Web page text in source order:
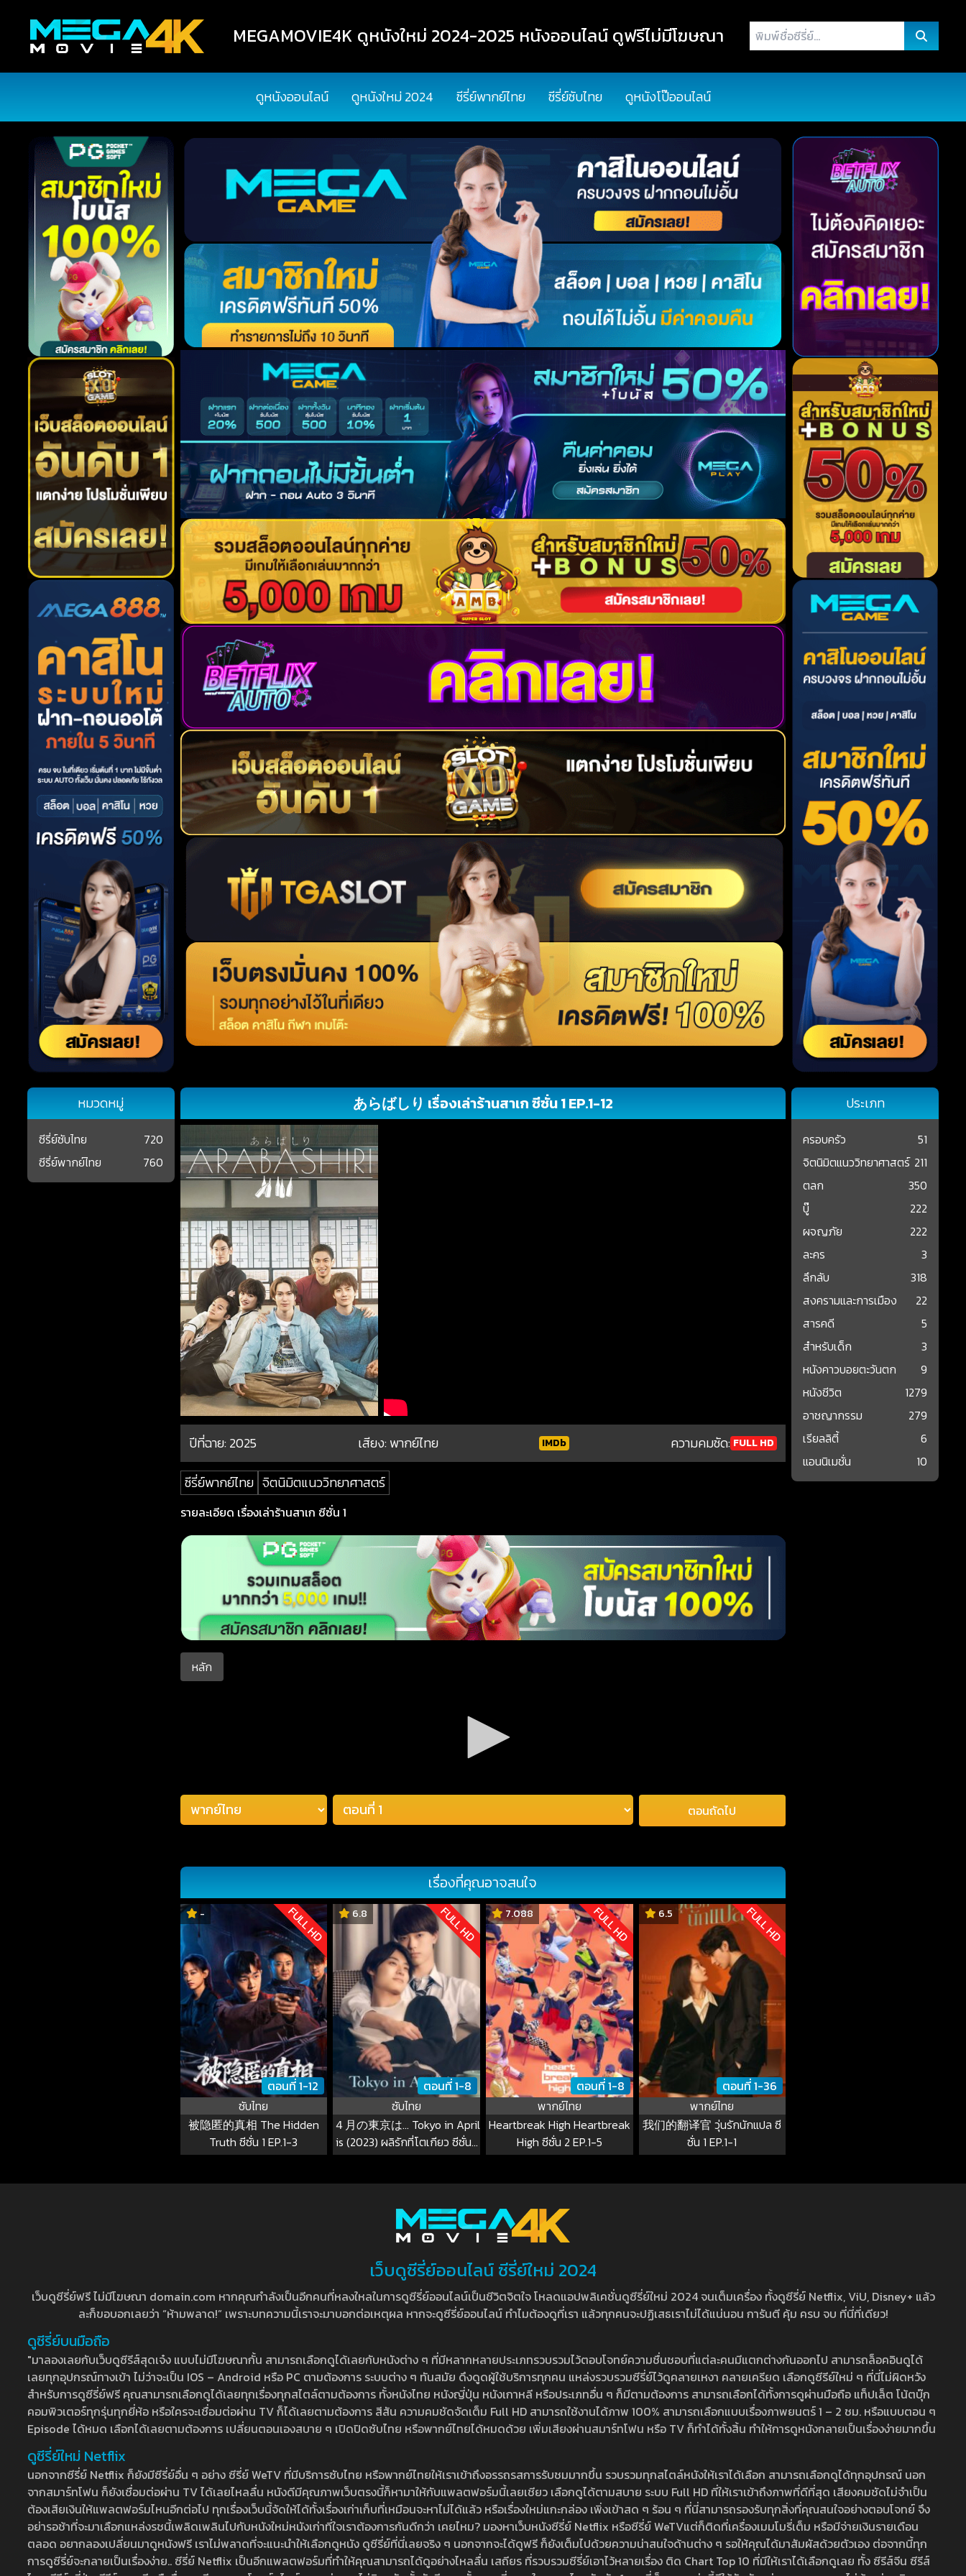
MEGAMOVIE4K ดูหนังใหม่ 2024-2025 หนังออนไลน์ ดูฟรีไม่มีโฆษณา
พิมพ์
ชื่อ
ดูหนังออนไลน์ ดูหนังใหม่ 2024 ซีรี่ย์พากย์ไทย ซีรี่ย์ซับไทย ดูหนังโป๊ออนไลน์
あらばしり เรื่องเล่าร้านสาเก ซีซั่น 1 EP.1-12
ปีที่ฉาย:2025 เสียง: พากย์ไทย IMDb ความคมชัด: FULL HD
ซีรี่ย์พากย์ไทย จิตนิมิตแนววิทยาศาสตร์
รายละเอียด เรื่องเล่าร้านสาเก ซีซั่น 1
หลัก
ตอนถัดไป
หมวดหมู่
ซีรี่ย์ซับไทย
720
ซีรี่ย์พากย์ไทย
760
ประเภท
ครอบครัว
51
จิตนิมิตแนววิทยาศาสตร์ 211
ตลก
350
บู๊
222
ผจญภัย
222
ละคร
3
ลึกลับ
318
สงครามและการเมือง
22
สารคดี
5
สำหรับเด็ก
3
หนังคาวบอยตะวันตก
9
หนังชีวิต
1279
อาชญากรรม
279
เรียลลิตี้
6
แอนนิเมชั่น
10
เรื่องที่คุณอาจสนใจ
- FULL HD
ตอนที่ 1-12
ซับไทย
被隐匿的真相 The Hidden
Truth ซีซั่น 1 EP.1-3
6.8 FULL HD
ตอนที่ 1-8
ซับไทย
４月の東京は… Tokyo in April
is (2023) ผลิรักที่โตเกียว ซีซั่น 1
EP.1-8
7.088 FULL HD
ตอนที่ 1-8
พากย์ไทย
Heartbreak High Heartbreak
High ซีซั่น 2 EP.1-5
6.5 FULL HD
ตอนที่ 1-36
พากย์ไทย
我们的翻译官 วุ่นรักนักแปล ซี
ซั่น 1 EP.1-1
เว็บดูซีรี่ย์ออนไลน์ ซีรี่ย์ใหม่ 2024
เว็บดูซีรี่ย์ฟรี ไม่มีโฆษณา domain.com หากคุณกำลังเป็นอีกคนที่หลงใหลในการดูซีรี่ย์ออนไลน์เป็นชีวิตจิตใจ โหลดแอปพลิเคชั่นดูซีรี่ย์ใหม่ 2024 จนเต็มเครื่อง ทั้งดูซีรี่ย์ Netflix, ViU, Disney+ แล้ว
ละก็ขอบอกเลยว่า “ห้ามพลาด!” เพราะบทความนี้เราจะมาบอกต่อเหตุผล หากจะดูซีรี่ย์ออนไลน์ ทำไมต้องดูที่เรา แล้วทุกคนจะปฏิเสธเราไม่ได้แน่นอน การันตี คุ้ม ครบ จบ ที่นี่ที่เดียว!
ดูซีรี่ย์บนมือถือ
"มาลองเลยกับเว็บดูซีรีส์สุดเจ๋ง แบบไม่มีโฆษณากั้น สามารถเลือกดูได้เลยกับหนังต่าง ๆ ที่มีหลากหลายประเภทรวบรวมไว้ตอบโจทย์ความชื่นชอบที่แต่ละคนมีแตกต่างกันออกไป สามารถล็อคอินดูได้
เลยทุกอุปกรณ์ทางเข้า ไม่ว่าจะเป็น IOS – Android หรือ PC ตามต้องการ ระบบต่าง ๆ ทันสมัย ดึงดูดผู้ใช้บริการทุกคน แหล่งรวบรวมซีรี่ย์ไว้ดูคลายเหงา คลายเครียด เลือกดูซีรีย์ใหม่ ๆ ที่นี่ไม่ผิดหวัง
สำหรับการดูซีรี่ย์ฟรี คุณสามารถเลือกดูได้เลยทุกเรื่องทุกสไตล์ตามต้องการ ทั้งหนังไทย หนังญี่ปุ่น หนังเกาหลี หรือประเภทอื่น ๆ ก็มีตามต้องการ สามารถเลือกได้ทั้งการดูผ่านมือถือ แท็ปเล็ต โน้ตบุ๊ก
คอมพิวเตอร์ทุกรุ่นทุกยี่ห้อ หรือใครจะเชื่อมต่อผ่าน TV ก็ได้เลยตามต้องการ สีสัน ความคมชัดจัดเต็ม Full HD สามารถใช้งานได้ภาพ 100% สามารถเลือกแบบเรื่องภาพยนตร์ 1 – 2 ชม. หรือแบบตอน ๆ
Episode ได้หมด เลือกได้เลยตามต้องการ เปลี่ยนตอนเองสบาย ๆ เปิดปิดซับไทย หรือพากย์ไทยได้หมดด้วย เพิ่มเสียงผ่านสมาร์ทโฟน หรือ TV ก็ทำได้ทั้งสิ้น ทำให้การดูหนังกลายเป็นเรื่องง่ายมากขึ้น
ดูซีรี่ย์ใหม่ Netflix
นอกจากซีรี่ย์ Netflix ก็ยังมีซีรี่ย์อื่น ๆ อย่าง ซีรี่ย์ WeTV ที่มีบริการซับไทย หรือพากย์ไทยให้เราเข้าถึงอรรถรสการรับชมมากขึ้น รวบรวมทุกสไตล์หนังให้เราได้เลือก สามารถเลือกดูได้ทุกอุปกรณ์ นอก
จากสมาร์ทโฟน ก็ยังเชื่อมต่อผ่าน TV ได้เลยไหลลื่น หนังดีมีคุณภาพเว็บตรงนี้ก็หามาให้กับแพลตฟอร์มนี้เลยเชียว เลือกดูได้ตามสบาย ระบบ Full HD ที่ให้เราเข้าถึงภาพที่ดีที่สุด เสียงคมชัดไม่จำเป็น
ต้องเสียเงินให้แพลตฟอร์มไหนอีกต่อไป ทุกเรื่องเว็บนี้จัดให้ได้ทั้งเรื่องเก่าเก็บที่เหมือนจะหาไม่ได้แล้ว หรือเรื่องใหม่แกะกล่อง เพิ่งเข้าสด ๆ ร้อน ๆ ที่นี่สามารถรองรับทุกสิ่งที่คุณสนใจอย่างตอบโจทย์ จึง
อย่ารอช้าที่จะมาเลือกแหล่งรชนี้เพลิดเพลินไปกับหนังใหม่หนังเก่าที่ใจเราต้องการกันดีกว่า เคยไหม? มองหาเว็บหนังซีรี่ย์ Netflix หรือซีรี่ย์ WeTVแต่ก็ติดที่เครื่องเมมโมรี่เต็ม หรือมีจ่ายเงินรายเดือน
ตลอด อยากลองเปลี่ยนมาดูหนังฟรี เราไม่พลาดที่จะแนะนำให้เลือกดูหนัง ดูซีรี่ย์ที่นี่เลยจริง ๆ นอกจากจะได้ดูฟรี ก็ยังเต็มไปด้วยความน่าสนใจด้านต่าง ๆ รอให้คุณได้มาสัมผัสด้วยตัวเอง ต่อจากนี้ทุก
การดูซีรี่ย์จะกลายเป็นเรื่องง่าย.. ซีรี่ย์ Netflix เป็นอีกแพลตฟอร์มที่ทำให้คุณสามารถได้ดูอย่างไหลลื่น เสถียร ที่รวบรวมซีรี่ย์เอาไว้หลายเรื่อง ติด Chart Top 10 ที่มีให้เราได้เลือกดูเลย ทั้ง ซีรีส์จีน ซีรีส์